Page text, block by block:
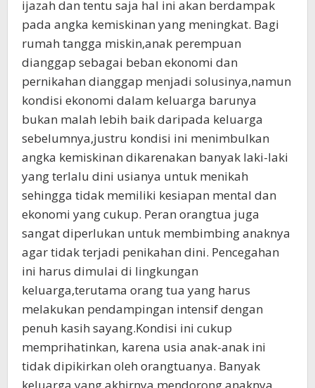
ijazah dan tentu saja hal ini akan berdampak
pada angka kemiskinan yang meningkat. Bagi
rumah tangga miskin,anak perempuan
dianggap sebagai beban ekonomi dan
pernikahan dianggap menjadi solusinya,namun
kondisi ekonomi dalam keluarga barunya
bukan malah lebih baik daripada keluarga
sebelumnya,justru kondisi ini menimbulkan
angka kemiskinan dikarenakan banyak laki-laki
yang terlalu dini usianya untuk menikah
sehingga tidak memiliki kesiapan mental dan
ekonomi yang cukup. Peran orangtua juga
sangat diperlukan untuk membimbing anaknya
agar tidak terjadi penikahan dini. Pencegahan
ini harus dimulai di lingkungan
keluarga,terutama orang tua yang harus
melakukan pendampingan intensif dengan
penuh kasih sayang.Kondisi ini cukup
memprihatinkan, karena usia anak-anak ini
tidak dipikirkan oleh orangtuanya. Banyak